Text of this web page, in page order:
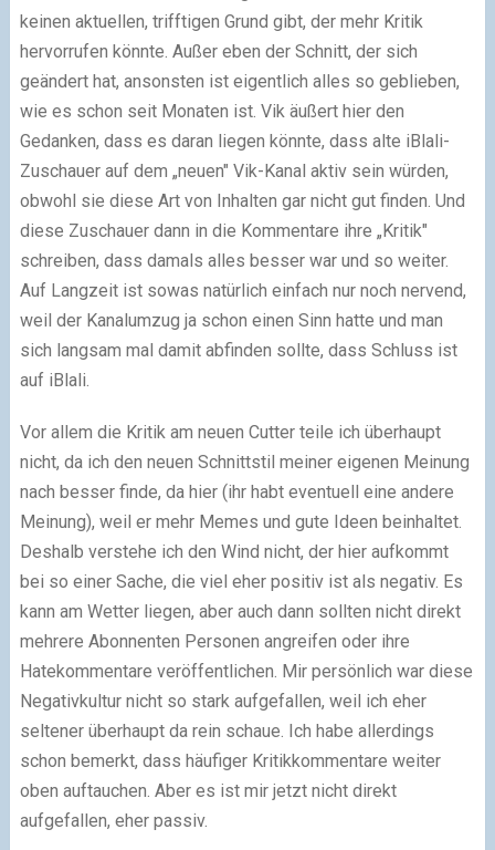
keinen aktuellen, trifftigen Grund gibt, der mehr Kritik
hervorrufen könnte. Außer eben der Schnitt, der sich
geändert hat, ansonsten ist eigentlich alles so geblieben,
wie es schon seit Monaten ist. Vik äußert hier den
Gedanken, dass es daran liegen könnte, dass alte iBlali-
Zuschauer auf dem „neuen" Vik-Kanal aktiv sein würden,
obwohl sie diese Art von Inhalten gar nicht gut finden. Und
diese Zuschauer dann in die Kommentare ihre „Kritik"
schreiben, dass damals alles besser war und so weiter.
Auf Langzeit ist sowas natürlich einfach nur noch nervend,
weil der Kanalumzug ja schon einen Sinn hatte und man
sich langsam mal damit abfinden sollte, dass Schluss ist
auf iBlali.
Vor allem die Kritik am neuen Cutter teile ich überhaupt
nicht, da ich den neuen Schnittstil meiner eigenen Meinung
nach besser finde, da hier (ihr habt eventuell eine andere
Meinung), weil er mehr Memes und gute Ideen beinhaltet.
Deshalb verstehe ich den Wind nicht, der hier aufkommt
bei so einer Sache, die viel eher positiv ist als negativ. Es
kann am Wetter liegen, aber auch dann sollten nicht direkt
mehrere Abonnenten Personen angreifen oder ihre
Hatekommentare veröffentlichen. Mir persönlich war diese
Negativkultur nicht so stark aufgefallen, weil ich eher
seltener überhaupt da rein schaue. Ich habe allerdings
schon bemerkt, dass häufiger Kritikkommentare weiter
oben auftauchen. Aber es ist mir jetzt nicht direkt
aufgefallen, eher passiv.